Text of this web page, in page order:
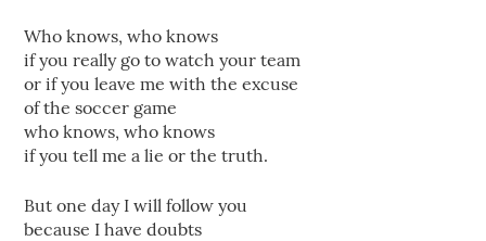
Who knows, who knows
if you really go to watch your team
or if you leave me with the excuse
of the soccer game
who knows, who knows
if you tell me a lie or the truth.
But one day I will follow you
because I have doubts